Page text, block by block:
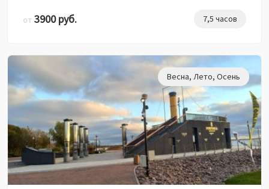
от 3900 руб. 7,5 часов
Весна, Лето, Осень